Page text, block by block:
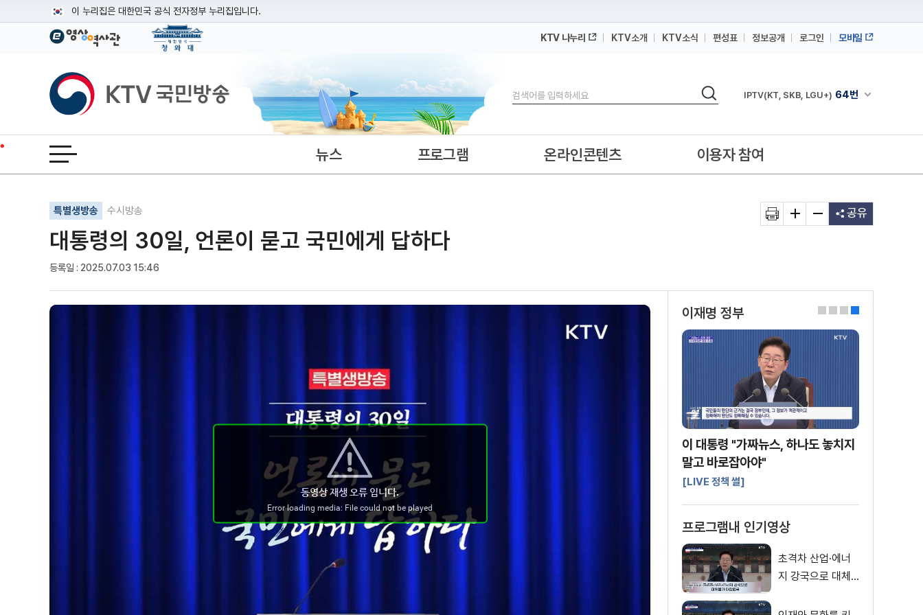
이 누리집은 대한민국 공식 전자정부 누리집입니다.
공식 누리집 주소 확인하기
이밖에 or.kr 또는 .kr등 다른 도메인 주소를 사용하고 있다면 아래 URL에서 도메인 주소를 확인해 보세요
운영중인 공식 누리집보기
KTV 나누리 KTV소개 KTV소식 편성표 정보공개 로그인 모바일
KTV국민방송
검색
검색 채널안내 펼쳐
IPTV(KT, SKB, LGU+) 64번
스카이라이프
전체메뉴 열기 뉴스 프로그램 온라인콘텐츠 이용자 참여
특별생방송 수시방송
대통령의 30일, 언론이 묻고 국민에게 답하다
등록일 : 2025.07.03 15:46
기사인쇄
글자확대
글자축소 공유
이재명 정부 0
1
2
3
이 대통령 "가짜뉴스, 하나도 놓치지
말고 바로잡아야"
[LIVE 정책 썰]
프로그램내 인기영상
초격차 산업·에너
지 강국으로 대체
재명 대통령 모두